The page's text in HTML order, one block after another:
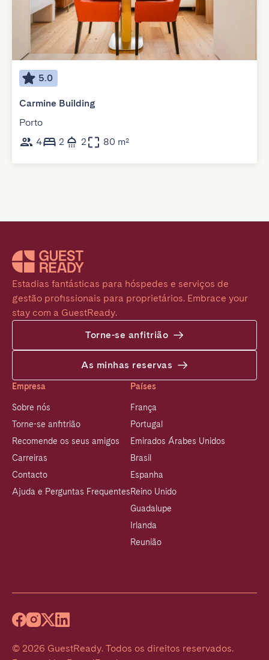
5.0
Carmine Building
Porto
4
2 2 80 m²
Estadias fantásticas para hóspedes e serviços de
gestão profissionais para proprietários. Embrace your
stay com a GuestReady.
Torne-se anfitrião
As minhas reservas
Empresa
Sobre nós
Torne-se anfitrião
Recomende os seus amigos
Carreiras
Contacto
Ajuda e Perguntas Frequentes
Países
França
Portugal
Emirados Árabes Unidos
Brasil
Espanha
Reino Unido
Guadalupe
Irlanda
Reunião
© 2026 GuestReady. Todos os direitos reservados.